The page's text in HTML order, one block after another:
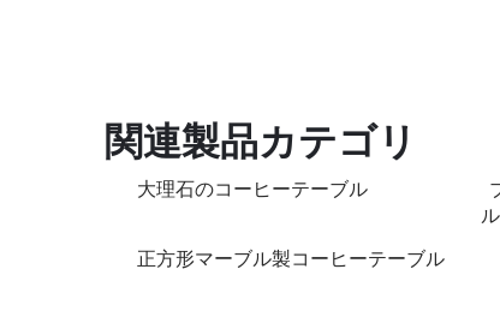
関連製品カテゴリ
大理石のコーヒーテーブル
ル
正方形マーブル製コーヒーテーブル